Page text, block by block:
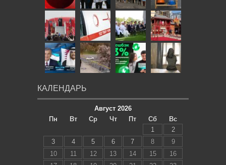
КАЛЕНДАРЬ
Август 2026
Пн
Вт Ср Чт Пт Сб
Вс
1
2
3
4 5 6 7 8
9
10
11 12 13 14 15
16